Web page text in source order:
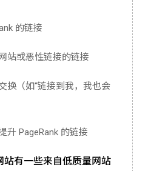
的链接
站或恶性链接的链接
换（如“链接到我，我也会
升 PageRank 的链接
站有一些来自低质量网站